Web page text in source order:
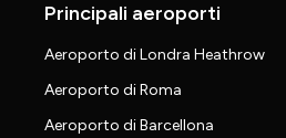
Principali aeroporti
Aeroporto di Londra Heathrow
Aeroporto di Roma
Aeroporto di Barcellona